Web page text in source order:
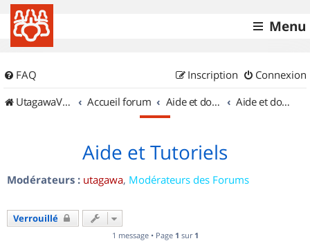
Menu
FAQ Connexion
Inscription
UtagawaVTT (Randos VTT et VTTAE avec traces GPS)
Accueil forum Aide et documentation Aide et documentation
Aide et Tutoriels
Modérateurs : utagawa, Modérateurs des Forums
Verrouillé
1 message • Page 1 sur 1